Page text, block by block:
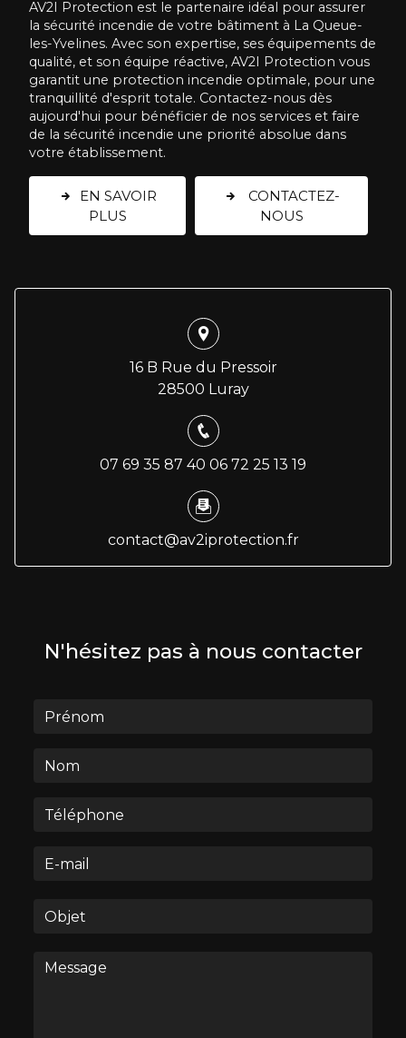
AV2I Protection est le partenaire idéal pour assurer
la sécurité incendie de votre bâtiment à La Queue-
les-Yvelines. Avec son expertise, ses équipements de
qualité, et son équipe réactive, AV2I Protection vous
garantit une protection incendie optimale, pour une
tranquillité d'esprit totale. Contactez-nous dès
aujourd'hui pour bénéficier de nos services et faire
de la sécurité incendie une priorité absolue dans
votre établissement.
EN SAVOIR
PLUS
CONTACTEZ-
NOUS
16 B Rue du Pressoir
28500 Luray
07 69 35 87 40 06 72 25 13 19
contact@av2iprotection.fr
N'hésitez pas à nous contacter